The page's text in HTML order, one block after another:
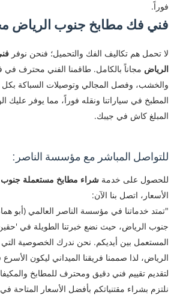
فوراً.
​فني فك مطابخ جنوب الرياض
​لا تحمل هم تكاليف الفك والتحميل؛ فنحن نوفر
الرياض مجاناً بالكامل. طاقمنا الفني محترف في
والخشب، وفصل المجالي وتوصيلات السباكة
المطبخ في سياراتنا ونقله فوراً، مما يوفر عليك
المبلغ كاش في جيبك.
للتواصل المباشر مع مؤسسة الناصر:
​للحصول على خدمة شراء مطابخ مستعملة جنوب
الأسعار، اتصل بنا الآن:
​"تمتد خدماتنا في مؤسسة الناصر العالمي (أبو
جنوب الرياض، حيث نضع خبرتنا الطويلة في
المستعمل بين أيديكم. نحن ندرك الخصوصية
الرياض، لذا صممنا فريقنا الميداني ليكون
لتقديم تقييم فني دقيق ومحترف للمطابخ
نلتزم بشراء مقتنياتكم بأفضل الأسعار